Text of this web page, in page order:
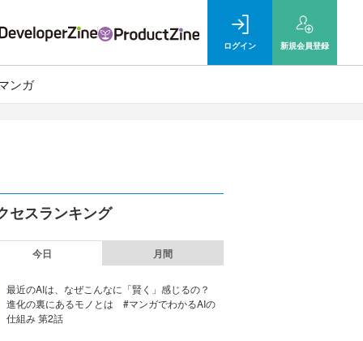
ログイン 新規会員登録
ンガ
セスランキング
今日 月間
最近のAIは、なぜこんなに「賢く」感じるの？
進化の裏にあるモノとは #マンガでわかるAIの
仕組み 第2話